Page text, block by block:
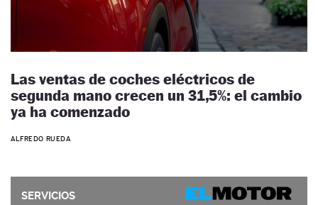
Las ventas de coches eléctricos de
segunda mano crecen un 31,5%: el cambio
ya ha comenzado
ALFREDO RUEDA